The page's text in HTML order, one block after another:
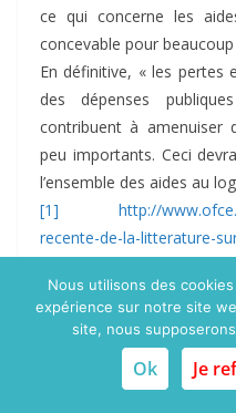
ce qui concerne les
concevable pour beaucoup
En définitive, « les pertes
des dépenses
contribuent à amenuiser
peu importants. Ceci
l’ensemble des aides au
[1]
http://
recente-de-la-litterature-
[2]Site
économiser dix
Nous utilisons des
expérience sur notre site
site, nous
Ok Je